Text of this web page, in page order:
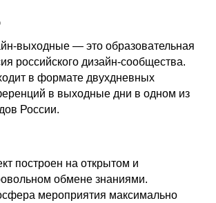
выходные — это образовательная
российского дизайн-сообщества.
в формате двухдневных
в выходные дни в одном из
России.
построен на открытом и
обмене знаниями.
мероприятия максимально